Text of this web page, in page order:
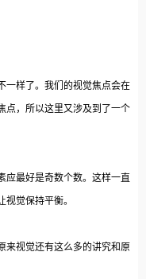
一样了。我们的视觉焦点会在
点，所以这里又涉及到了一个
应最好是奇数个数。这样一直
觉保持平衡。
来视觉还有这么多的讲究和原